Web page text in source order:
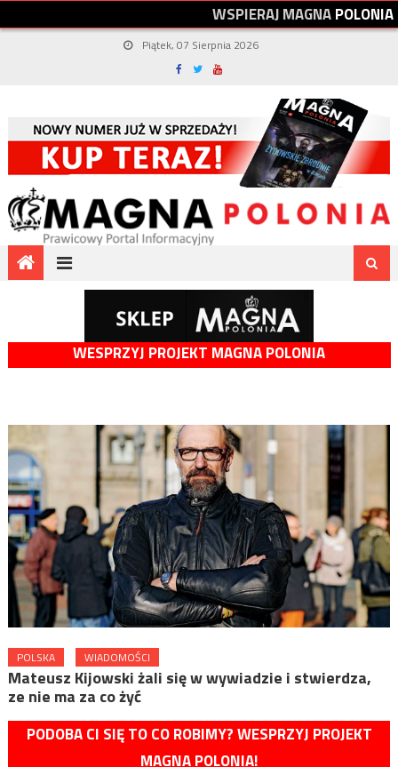
WSPIERAJMAGNAPOLONIA
Piątek, 07 Sierpnia 2026
WESPRZYJ PROJEKT MAGNA POLONIA
POLSKA WIADOMOŚCI
Mateusz Kijowski żali się w wywiadzie i stwierdza,
ze nie ma za co żyć
PODOBA CI SIĘ TO CO ROBIMY? WESPRZYJ PROJEKT
MAGNA POLONIA!